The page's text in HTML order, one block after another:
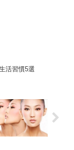
活習慣5選